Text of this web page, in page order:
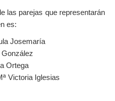
las parejas que representarán
es:
Josemaría
Ortega
Victoria Iglesias